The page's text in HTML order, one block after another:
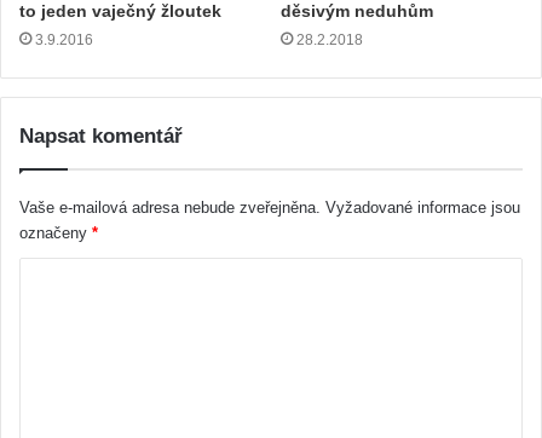
to jeden vaječný žloutek
3.9.2016
děsivým neduhům
28.2.2018
Napsat komentář
Vaše e-mailová adresa nebude zveřejněna. Vyžadované informace jsou
označeny *